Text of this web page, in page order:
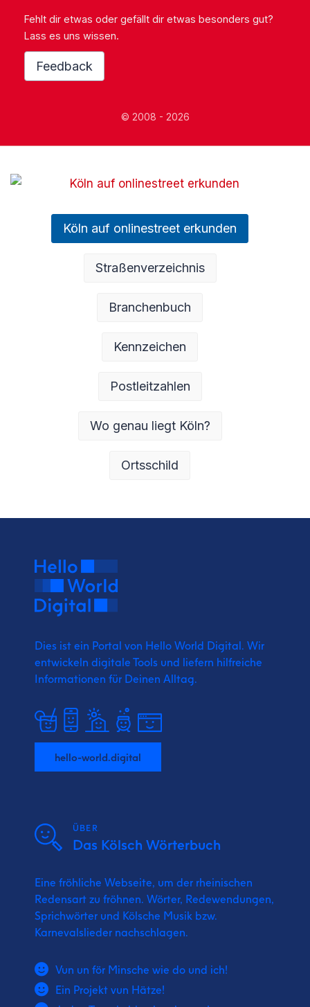
Fehlt dir etwas oder gefällt dir etwas besonders gut?
Lass es uns wissen.
Feedback
© 2008 - 2026
Köln auf onlinestreet erkunden
Straßenverzeichnis
Branchenbuch
Kennzeichen
Postleitzahlen
Wo genau liegt Köln?
Ortsschild
Dies ist ein Portal von Hello World Digital. Wir
entwickeln digitale Tools und liefern hilfreiche
Informationen für Deinen Alltag.
hello-world.digital
ÜBER
Das Kölsch Wörterbuch
Eine fröhliche Webseite, um der rheinischen
Redensart zu fröhnen. Wörter, Redewendungen,
Sprichwörter und Kölsche Musik bzw.
Karnevalslieder nachschlagen.
Vun un för Minsche wie do und ich!
Ein Projekt vun Hätze!